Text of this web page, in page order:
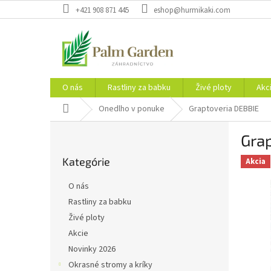
na
+421 908 871 445 eshop@hurmikaki.com
O nás Rastliny za babku Živé ploty
Domov Onedlho v ponuke Graptoveria DEBBIE
kategórie
Kategórie
O nás
Rastliny za babku
Živé ploty
Akcie
Novinky 2026
Okrasné stromy a kríky
Akcia